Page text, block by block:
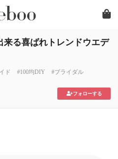
る喜ばれトレンドウエデ
ド #100均DIY #ブライダル
フォローする